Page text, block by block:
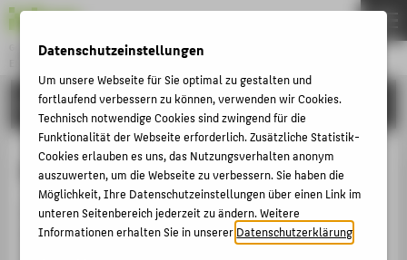
Gründung & Innovation
Menu
COMMUNITY & PARTNER
MIGR-AI-TION
Das Team von MIGR-AI-TION erforscht menschliche
Diversität und entwickelt user-zentrierte Tools für die
THEMEN
AKTUELLES
EVENTS & WORKSHOPS
STIPENDIEN & UNTERSTÜTZUNG
COMMUNITY & PARTNER
Datenschutzeinstellungen
Um unsere Webseite für Sie optimal zu gestalten und
fortlaufend verbessern zu können, verwenden wir Cookies.
Technisch notwendige Cookies sind zwingend für die
Funktionalität der Webseite erforderlich. Zusätzliche Statistik-
Cookies erlauben es uns, das Nutzungsverhalten anonym
auszuwerten, um die Webseite zu verbessern. Sie haben die
Möglichkeit, Ihre Datenschutzeinstellungen über einen Link im
unteren Seitenbereich jederzeit zu ändern. Weitere
Informationen erhalten Sie in unsererDatenschutzerklärung